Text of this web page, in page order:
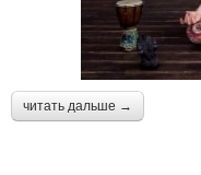
читать дальше →